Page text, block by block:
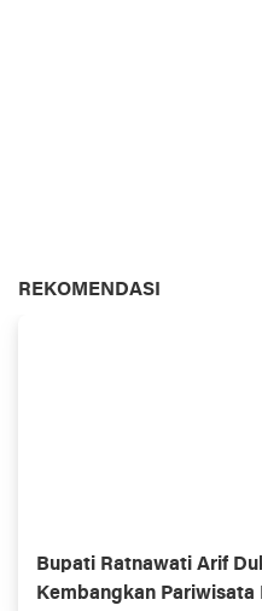
REKOMENDASI
Bupati Ratnawati Arif
Kembangkan